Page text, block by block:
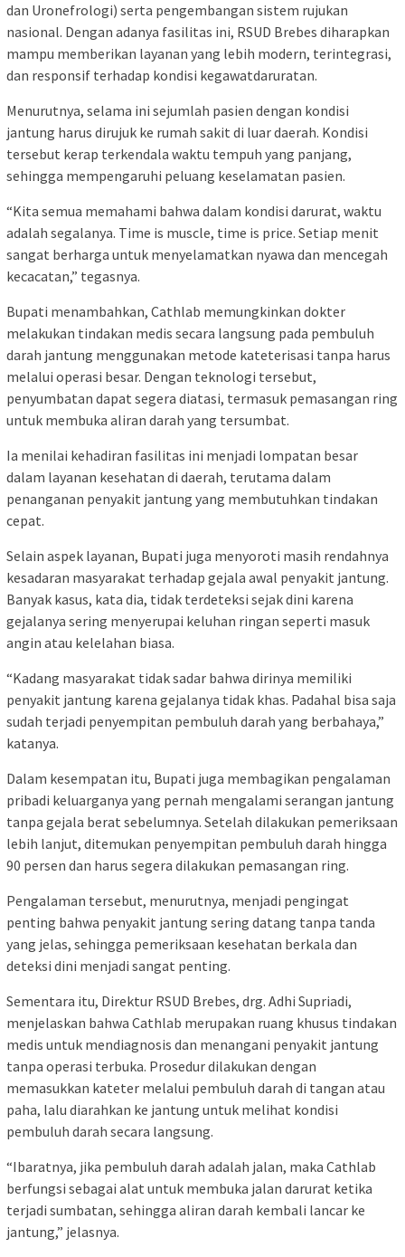
dan Uronefrologi) serta pengembangan sistem rujukan
nasional. Dengan adanya fasilitas ini, RSUD Brebes diharapkan
mampu memberikan layanan yang lebih modern, terintegrasi,
dan responsif terhadap kondisi kegawatdaruratan.
Menurutnya, selama ini sejumlah pasien dengan kondisi
jantung harus dirujuk ke rumah sakit di luar daerah. Kondisi
tersebut kerap terkendala waktu tempuh yang panjang,
sehingga mempengaruhi peluang keselamatan pasien.
“Kita semua memahami bahwa dalam kondisi darurat, waktu
adalah segalanya. Time is muscle, time is price. Setiap menit
sangat berharga untuk menyelamatkan nyawa dan mencegah
kecacatan,” tegasnya.
Bupati menambahkan, Cathlab memungkinkan dokter
melakukan tindakan medis secara langsung pada pembuluh
darah jantung menggunakan metode kateterisasi tanpa harus
melalui operasi besar. Dengan teknologi tersebut,
penyumbatan dapat segera diatasi, termasuk pemasangan ring
untuk membuka aliran darah yang tersumbat.
Ia menilai kehadiran fasilitas ini menjadi lompatan besar
dalam layanan kesehatan di daerah, terutama dalam
penanganan penyakit jantung yang membutuhkan tindakan
cepat.
Selain aspek layanan, Bupati juga menyoroti masih rendahnya
kesadaran masyarakat terhadap gejala awal penyakit jantung.
Banyak kasus, kata dia, tidak terdeteksi sejak dini karena
gejalanya sering menyerupai keluhan ringan seperti masuk
angin atau kelelahan biasa.
“Kadang masyarakat tidak sadar bahwa dirinya memiliki
penyakit jantung karena gejalanya tidak khas. Padahal bisa saja
sudah terjadi penyempitan pembuluh darah yang berbahaya,”
katanya.
Dalam kesempatan itu, Bupati juga membagikan pengalaman
pribadi keluarganya yang pernah mengalami serangan jantung
tanpa gejala berat sebelumnya. Setelah dilakukan pemeriksaan
lebih lanjut, ditemukan penyempitan pembuluh darah hingga
90 persen dan harus segera dilakukan pemasangan ring.
Pengalaman tersebut, menurutnya, menjadi pengingat
penting bahwa penyakit jantung sering datang tanpa tanda
yang jelas, sehingga pemeriksaan kesehatan berkala dan
deteksi dini menjadi sangat penting.
Sementara itu, Direktur RSUD Brebes, drg. Adhi Supriadi,
menjelaskan bahwa Cathlab merupakan ruang khusus tindakan
medis untuk mendiagnosis dan menangani penyakit jantung
tanpa operasi terbuka. Prosedur dilakukan dengan
memasukkan kateter melalui pembuluh darah di tangan atau
paha, lalu diarahkan ke jantung untuk melihat kondisi
pembuluh darah secara langsung.
“Ibaratnya, jika pembuluh darah adalah jalan, maka Cathlab
berfungsi sebagai alat untuk membuka jalan darurat ketika
terjadi sumbatan, sehingga aliran darah kembali lancar ke
jantung,” jelasnya.